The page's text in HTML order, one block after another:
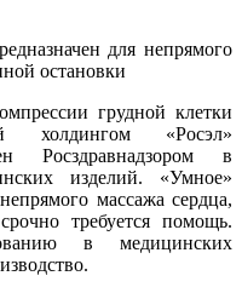
для непрямого
остановки
грудной клетки
холдингом «Росэл»
Росздравнадзором в
изделий. «Умное»
массажа сердца,
требуется помощь.
в медицинских